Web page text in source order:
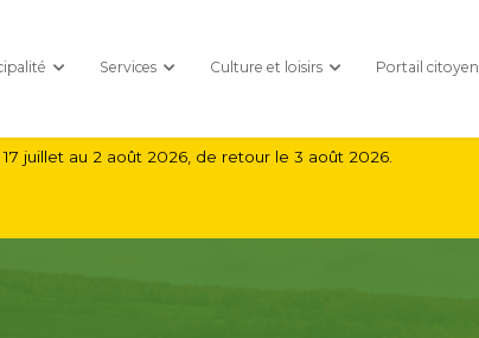
Services Culture et loisirs Portail citoyen
juillet au 2 août 2026, de retour le 3 août 2026.